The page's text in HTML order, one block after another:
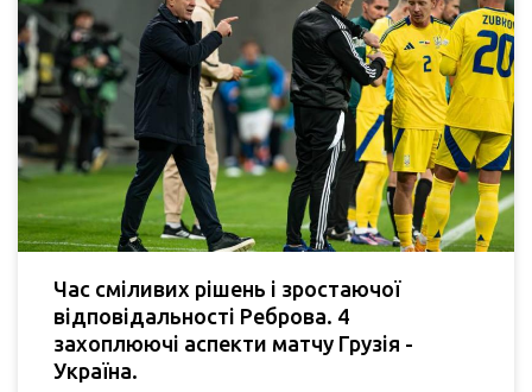
Час сміливих рішень і зростаючої
відповідальності Реброва. 4
захоплюючі аспекти матчу Грузія -
Україна.